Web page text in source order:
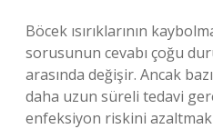
Böcek ısırıklarının
sorusunun cevabı çoğu
arasında değişir. Ancak
daha uzun süreli tedavi
enfeksiyon riskini